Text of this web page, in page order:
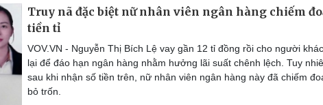
Truy nã đặc biệt nữ nhân viên ngân hàng chiếm
tiền tỉ
VOV.VN - Nguyễn Thị Bích Lệ vay gần 12 tỉ đồng rồi cho người
lại để đáo hạn ngân hàng nhằm hưởng lãi suất chênh lệch. Tuy
sau khi nhận số tiền trên, nữ nhân viên ngân hàng này đã chiếm
bỏ trốn.